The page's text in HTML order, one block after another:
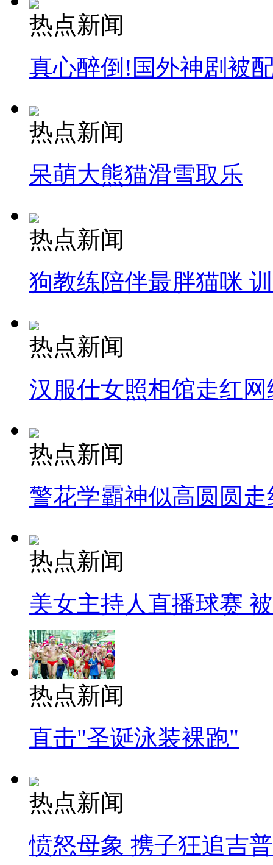
热点新闻
真心醉倒!国外神剧被
热点新闻
呆萌大熊猫滑雪取乐
热点新闻
狗教练陪伴最胖猫咪
热点新闻
汉服仕女照相馆走红网
热点新闻
警花学霸神似高圆圆走
热点新闻
美女主持人直播球赛
热点新闻
直击"圣诞泳装裸跑"
热点新闻
愤怒母象 携子狂追吉